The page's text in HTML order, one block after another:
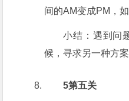
间的AM变成PM，
小结：遇到问
候，寻求另一种方案
5第五关